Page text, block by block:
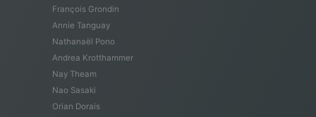
François Grondin
Annie Tanguay
Nathanaël Pono
Andrea Krotthammer
Nay Theam
Nao Sasaki
Orian Dorais